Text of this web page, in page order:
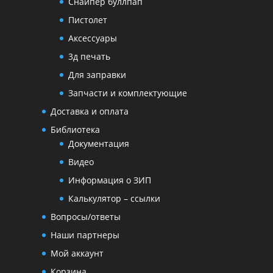
Пистолет
Аксессуары
3д печать
Для заправки
Запчасти и комплектующие
Доставка и оплата
Библиотека
Документация
Видео
Информация о ЗИП
Калькулятор – ссылки
Вопросы/ответы
Наши партнеры
Мой аккаунт